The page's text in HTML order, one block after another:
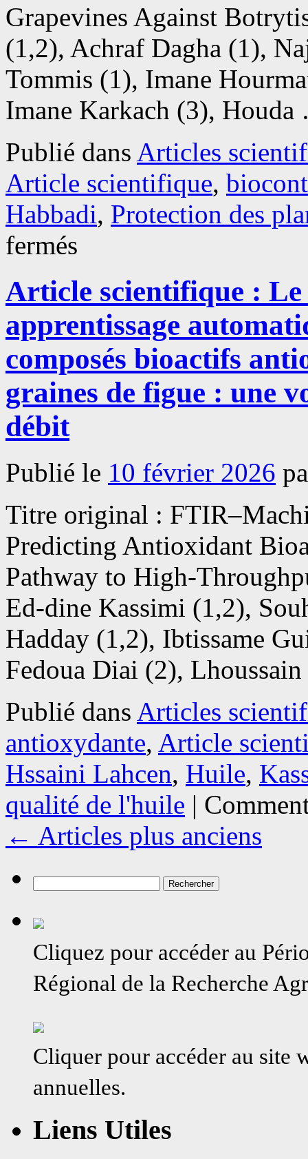
Grapevines Against
(1,2), Achraf Dagha (1),
Tommis (1), Imane
Imane Karkach (3),
Publié dans Articles
Article scientifique,
Habbadi, Protection des
fermés
Caractérisation
des
multiples
mécanismes
de
biocontrôle
des
espèces
Trichoderma
impliquées
vigne
Botrytis
cinerea
Article scientifique :
apprentissage
composés bioactifs
graines de figue : une
débit
Publié le 10 février 2026
Titre original :
Predicting Antioxidant
Pathway to High-
Ed-dine Kassimi (1,2),
Hadday (1,2), Ibtissame
Fedoua Diai (2),
Publié dans Articles
antioxydante, Article
Hssaini Lahcen, Huile,
qualité de l'huile |
← Articles plus anciens
Cliquez pour accéder au
Régional de la Recherche
Cliquer pour accéder au site
annuelles.
Liens Utiles